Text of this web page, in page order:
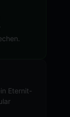
Eternit-